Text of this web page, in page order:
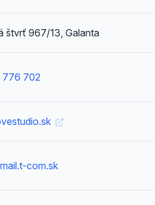
štvrť 967/13, Galanta
776 702
com.sk